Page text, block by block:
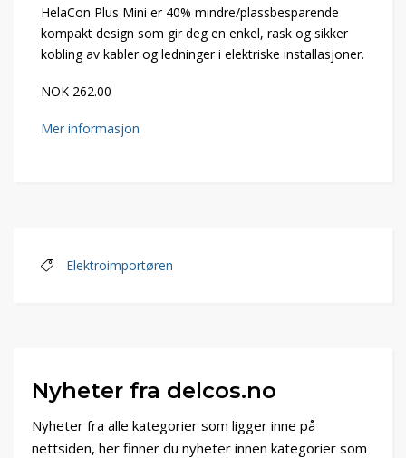
HelaCon Plus Mini er 40% mindre/plassbesparende
kompakt design som gir deg en enkel, rask og sikker
kobling av kabler og ledninger i elektriske installasjoner.
NOK 262.00
Mer informasjon
Elektroimportøren
Nyheter fra delcos.no
Nyheter fra alle kategorier som ligger inne på
nettsiden, her finner du nyheter innen kategorier som